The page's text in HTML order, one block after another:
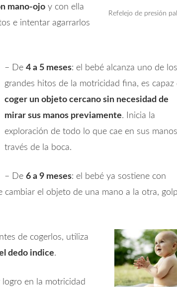
Refelejo de presión
mano-ojo y con ella
e intentar agarrarlos
– De 4 a 5 meses: el bebé alcanza uno de los
grandes hitos de la motricidad fina, es capaz
coger un objeto cercano sin necesidad de
mirar sus manos previamente. Inicia la
exploración de todo lo que cae en sus
través de la boca.
– De 6 a 9 meses: el bebé ya sostiene con
cambiar el objeto de una mano a la otra,
de cogerlos, utiliza
dedo indice.
en la motricidad